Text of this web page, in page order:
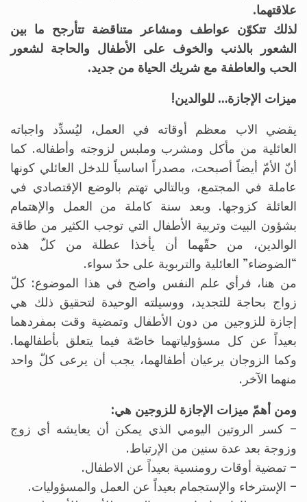
علاقتهما.
لذلك تتكوّن عواطف ومشاعر متناقضة تتأرجح ما بين
الشعور بالذنب والخوف على الأطفال والحاجة لشعور
الحب والعاطفة مع شريك الحياة من جديد.
ميزات الإجازة… للوالدين!
يقضي الاب معظم أوقاته في العمل، ليُسدِّد واجباته
العائلية من مأكل ومشرب وملبس لزوجته وأطفاله. كما
أنّ الأمّ أيضاً أصبحت، مصدراً اساسياً للدخل العائلي كونها
عاملة في المجتمع، وبالتالي تهتم بالوضع الإقتصادي في
العائلة كزوجها. وبعد سنة كاملة من العمل والإهتمام
بشؤون البيت وتربية الأطفال التي توجب الكثير من طاقة
الوالدين، من حقّهما أن يأخذا عطلة من كلّ هذه
“الضوضاء” العائلية والتربوية على حدّ سواء.
من هنا، فرأي علم النفس واضح في هذا الموضوع: كلّ
زواج بحاجة للتجديد، ووسيلته الوحيدة لتحقيق ذلك هي
إجازة للزوجين من دون الأطفال وتمضية وقت بمفردهما
بعيداً عن كل مسؤولياتهما خاصّة فيما يتعلق بأطفالهما.
وكما الزوجان يرعيان أطفالهما، يجب أن يرعى كلّ واحد
منهما الآخر.
ومن أهمّ ميزات الإجازة للزوجين هي:
– كسر الروتين اليومي الذي يمكن أن يعايشه أي زوج
وزوجة بعد عدة سنين من الإرتباط.
– تمضية أوقات رومنسية بعيداً عن الاطفال.
– الإسترخاء والإستجمام بعيداً عن العمل والمسؤوليات.